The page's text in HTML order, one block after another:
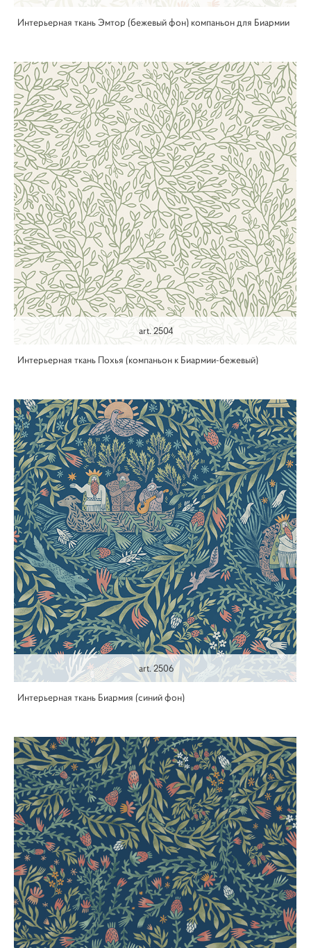
Интерьерная ткань Эмтор (бежевый фон) компаньон для Биармии
art. 2504
Интерьерная ткань Похья (компаньон к Биармии-бежевый)
art. 2506
Интерьерная ткань Биармия (синий фон)